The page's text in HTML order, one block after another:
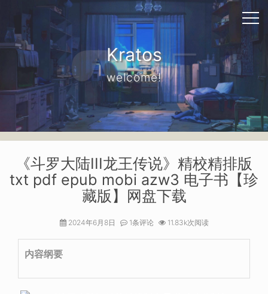
Kratos
welcome!
《斗罗大陆III龙王传说》精校精排版
txt pdf epub mobi azw3 电子书【珍
藏版】网盘下载
2024年6月8日 1条评论 11.83k次阅读
内容纲要